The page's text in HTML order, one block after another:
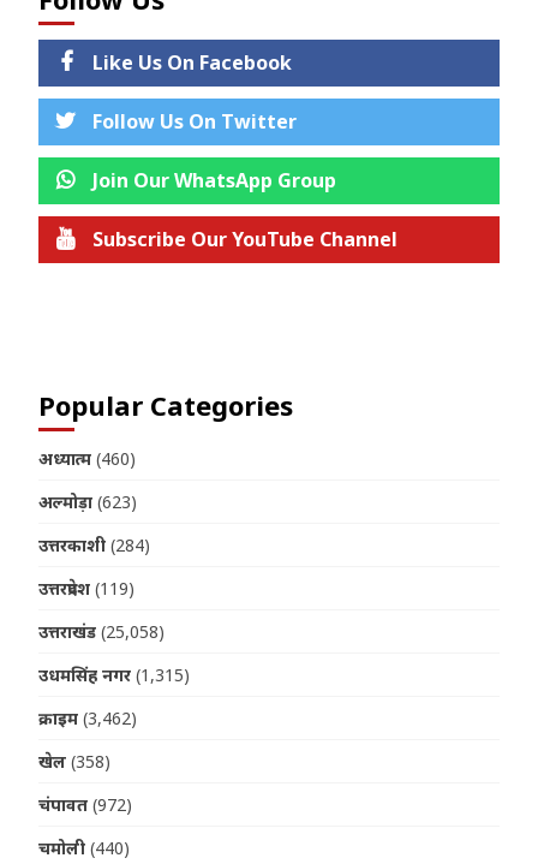
Like Us On Facebook
Follow Us On Twitter
Join Our WhatsApp Group
Subscribe Our YouTube Channel
Popular Categories
अध्यात्म (460)
अल्मोड़ा (623)
उत्तरकाशी (284)
उत्तरप्रदेश (119)
उत्तराखंड (25,058)
उधमसिंह नगर (1,315)
क्राइम (3,462)
खेल (358)
चंपावत (972)
चमोली (440)